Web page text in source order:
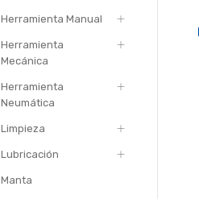
Herramienta Manual
Herramienta
Mecánica
Herramienta
Neumática
Limpieza
Lubricación
Manta